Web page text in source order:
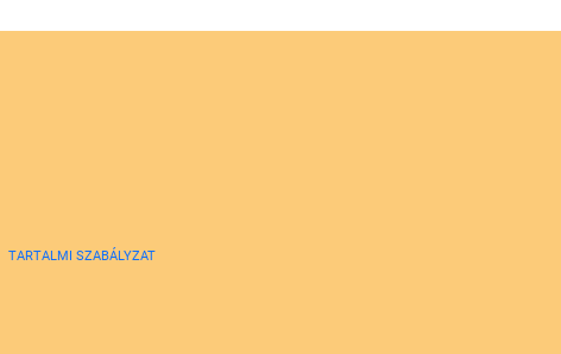
TARTALMI SZABÁLYZAT